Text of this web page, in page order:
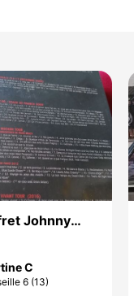
Johnny
C
6 (13)